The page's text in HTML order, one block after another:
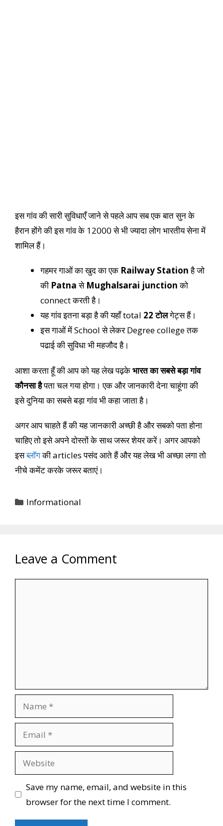
इस गांव की सारी सुविधाएँ जाने से पहले आप सब एक बात सुन के
हैरान होंगे की इस गांव के 12000 से भी ज्यादा लोग भारतीय सेना में
शामिल हैं।
गहमर गाओं का खुद का एक Railway Stationहै जो
की Patnaसे Mughalsarai junctionको
connect करती है।
यह गांव इतना बड़ा है की यहाँ total 22 टोलगेट्स हैं।
इस गाओं में School से लेकर Degree college तक
पढाई की सुविधा भी महजौद है।
आशा करता हूँ की आप को यह लेख पढ़केभारत का सबसे बड़ा गांव
कौनसा हैपता चल गया होगा। एक और जानकारी देना चाहूंगा की
इसे दुनिया का सबसे बड़ा गांव भी कहा जाता है।
अगर आप चाहते हैं की यह जानकारी अच्छी है और सबको पता होना
चाहिए तो इसे अपने दोस्तों के साथ जरूर शेयर करें। अगर आपको
इसब्लॉगकी articles पसंद आते हैं और यह लेख भी अच्छा लगा तो
नीचे कमेंट करके जरूर बताएं।
Categories
Informational
Leave a Comment
Name
Email
Website
Save my name, email, and website in this
browser for the next time I comment.